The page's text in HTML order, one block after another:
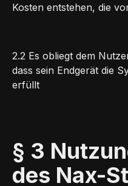
Kosten entstehen, die
2.2 Es obliegt dem
dass sein Endgerät die
erfüllt
§ 3
des Nax-